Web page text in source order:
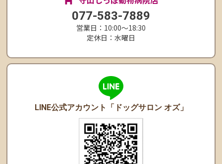
077-583-7889
営業日：10:00〜18:30
定休日：水曜日
LINE公式アカウント 「ドッグサロン オズ」